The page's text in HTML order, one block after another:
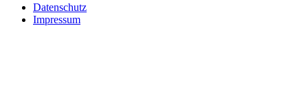
Datenschutz
Impressum